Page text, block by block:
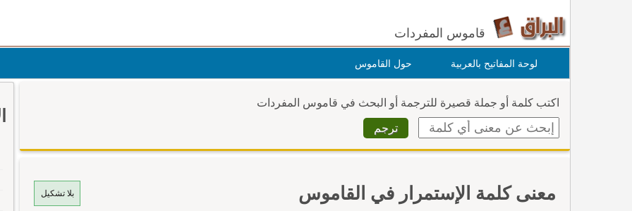
قاموس المفردات
لوحة المفاتيح بالعربية حول القاموس
اكتب كلمة أو جملة قصيرة للترجمة أو البحث في قاموس المفردات
بلا تشكيل معنى كلمة الإستمرار في القاموس